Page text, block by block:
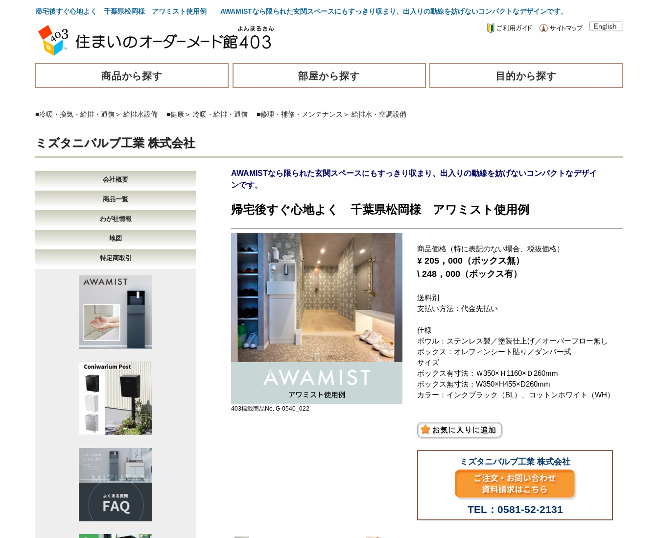
帰宅後すぐ心地よく 千葉県松岡様 アワミスト使用例 AWAMISTなら限られた玄関スペースにもすっきり収まり、出入りの動線を妨げないコンパクトなデザインです。
商品から探す 部屋から探す 目的から探す
■冷暖・換気・給排・通信＞ 給排水設備 ■健康＞ 冷暖・給排・通信 ■修理・補修・メンテナンス ＞ 給排水・空調設備
ミズタニバルブ工業 株式会社
会社概要
商品一覧
わが社情報
地図
特定商取引
AWAMISTなら限られた玄関スペースにもすっきり収まり、出入りの動線を妨げないコンパクトなデザイ
ンです。
帰宅後すぐ心地よく 千葉県松岡様 アワミスト使用例
403掲載商品No. G-0540_022
商品価格（特に表記のない場合、税抜価格）
¥ 205，000（ボックス無）
\ 248，000（ボックス有）
送料別
支払い方法：代金先払い
仕様
ボウル：ステンレス製／塗装仕上げ／オーバーフロー無し
ボックス：オレフィンシート貼り／ダンパー式
サイズ
ボックス有寸法：Ｗ350×Ｈ1160×Ｄ260mm
ボックス無寸法：W350×H455×D260mm
カラー：インクブラック（BL）、コットンホワイト（WH）
ミズタニバルブ工業 株式会社
TEL：0581-52-2131